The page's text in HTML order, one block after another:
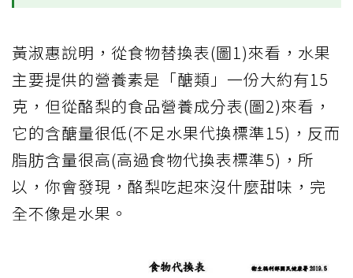
黃淑惠說明，從食物替換表(圖1)來看，水果
主要提供的營養素是「醣類」一份大約有15
克，但從酪梨的食品營養成分表(圖2)來看，
它的含醣量很低(不足水果代換標準15)，反而
脂肪含量很高(高過食物代換表標準5)，所
以，你會發現，酪梨吃起來沒什麼甜味，完
全不像是水果。